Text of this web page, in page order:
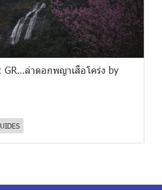
: GR…ล่าดอกพญาเสือโคร่ง by